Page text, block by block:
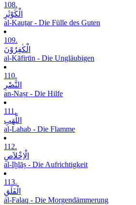
108.
الْکَوْثَرِ
al-Kauṯar - Die Fülle des Guten
109.
الْکٰفِرُوْنَ
al-Kāfirūn - Die Ungläubigen
110.
النَّصْرِ
an-Naṣr - Die Hilfe
111.
اللَّھَبِ
al-Lahab - Die Flamme
112.
الْاِخْلاَصِ
al-Iḫlāṣ - Die Aufrichtigkeit
113.
الْفَلَقِ
al-Falaq - Die Morgendämmerung